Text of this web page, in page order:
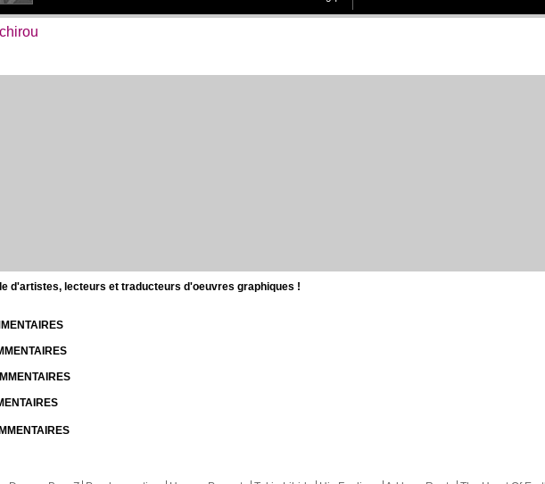
d'artistes, lecteurs et traducteurs d'oeuvres graphiques !